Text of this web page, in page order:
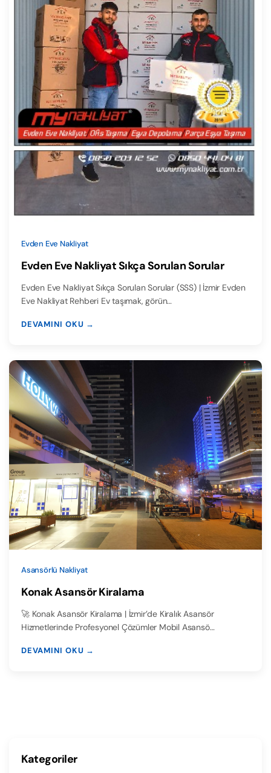
Evden Eve Nakliyat
Evden Eve Nakliyat Sıkça Sorulan Sorular
Evden Eve Nakliyat Sıkça Sorulan Sorular (SSS) | İzmir Evden
Eve Nakliyat Rehberi Ev taşımak, görün…
DEVAMINI OKU →
Asansörlü Nakliyat
Konak Asansör Kiralama
🚀 Konak Asansör Kiralama | İzmir’de Kiralık Asansör
Hizmetlerinde Profesyonel Çözümler Mobil Asansö…
DEVAMINI OKU →
Kategoriler